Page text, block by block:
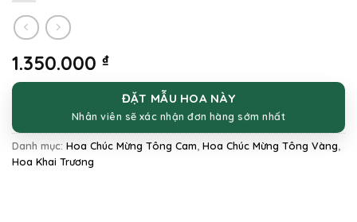
1.350.000 ₫
ĐẶT MẪU HOA NÀY
Nhân viên sẽ xác nhận đơn hàng sớm nhất
Danh mục: Hoa Chúc Mừng Tông Cam Hoa Chúc Mừng Tông Vàng
Hoa Khai Trương